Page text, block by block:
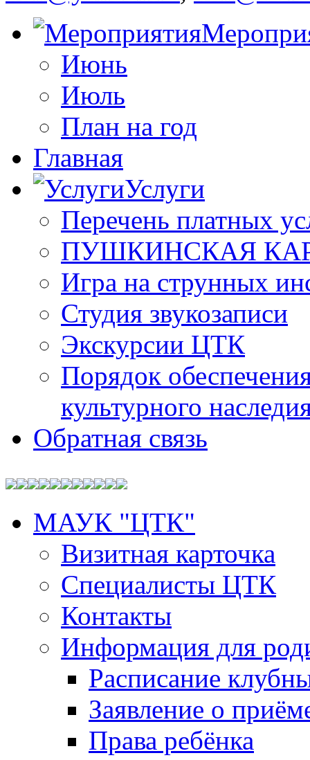
Июнь
Июль
План на год
Главная
Услуги
Перечень платных
ПУШКИНСКАЯ
Игра на струнных
Студия звукозаписи
Экскурсии ЦТК
Порядок
культурного
Обратная связь
МАУК "ЦТК"
Визитная карточка
Специалисты ЦТК
Контакты
Информация для
Расписание
Заявление о
Права ребёнка